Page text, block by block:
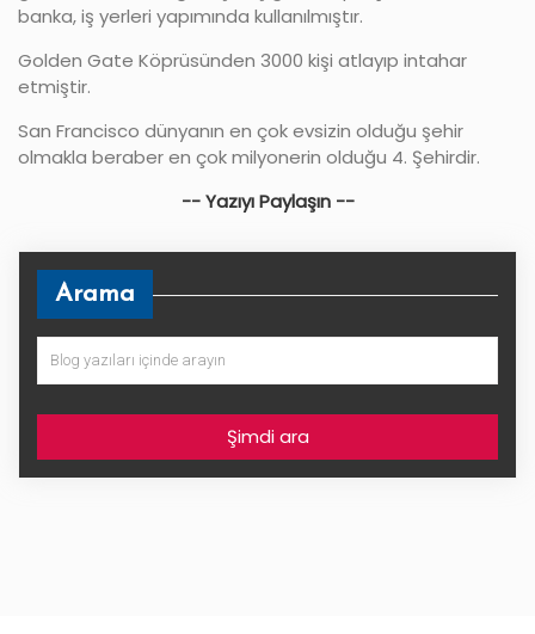
banka, iş yerleri yapımında kullanılmıştır.
Golden Gate Köprüsünden 3000 kişi atlayıp intahar
etmiştir.
San Francisco dünyanın en çok evsizin olduğu şehir
olmakla beraber en çok milyonerin olduğu 4. Şehirdir.
-- Yazıyı Paylaşın --
Arama
Şimdi ara